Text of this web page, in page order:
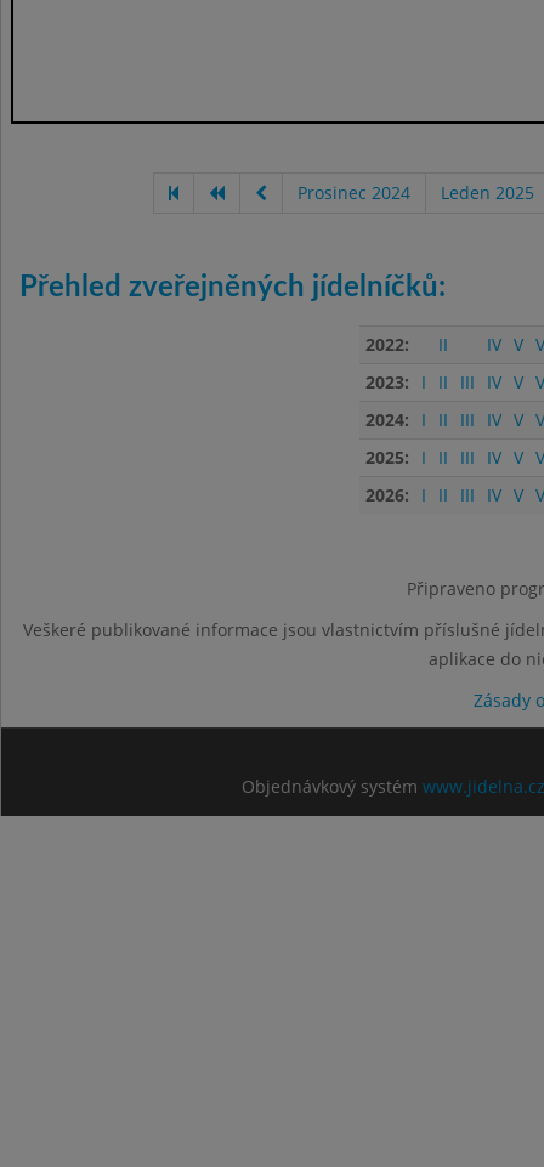
Prosinec 2024 Leden 2025
Přehled zveřejněných jídelníčků:
2022: II IV V
2023:
I II III IV V
2024:
I II III IV V
2025:
I II III IV V
2026:
I II III IV V
Připraveno
Veškeré publikované informace jsou vlastnictvím příslušné
aplikace do
Zásady
Objednávkový systém www.jidelna.cz